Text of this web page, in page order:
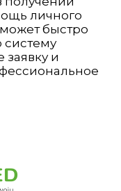
личного
быстро
систему
заявку и